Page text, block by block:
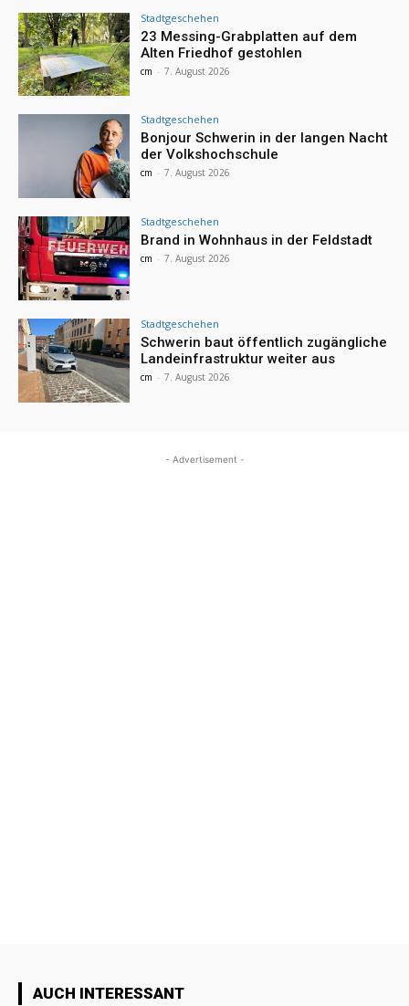
Stadtgeschehen
23 Messing-Grabplatten auf dem
Alten Friedhof gestohlen
cm - 7. August 2026
Stadtgeschehen
Bonjour Schwerin in der langen Nacht
der Volkshochschule
cm - 7. August 2026
Stadtgeschehen
Brand in Wohnhaus in der Feldstadt
cm - 7. August 2026
Stadtgeschehen
Schwerin baut öffentlich zugängliche
Landeinfrastruktur weiter aus
cm - 7. August 2026
- Advertisement -
AUCH INTERESSANT